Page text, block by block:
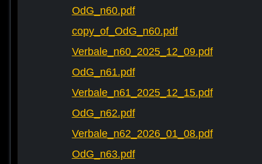
OdG_n60.pdf
copy_of_OdG_n60.pdf
Verbale_n60_2025_12_09.pdf
OdG_n61.pdf
Verbale_n61_2025_12_15.pdf
OdG_n62.pdf
Verbale_n62_2026_01_08.pdf
OdG_n63.pdf